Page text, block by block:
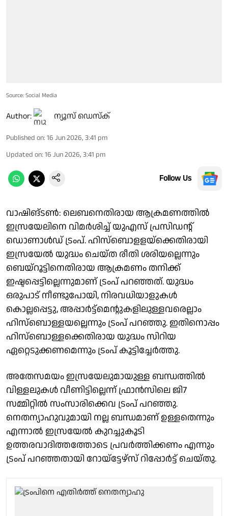
Source: Social Media
Author: ന്യൂസ് ഡെസ്ക്
Published on: 16 Jun 2026, 3:41 pm
Updated on: 16 Jun 2026, 3:41 pm
Follow Us
വാഷിങ്ടണ്‍: ലെബനെതിരായ ആക്രമണത്തില്‍
ഇസ്രയേലിനെ വിമര്‍ശിച്ച് യുഎസ് പ്രസിഡന്റ്
ഡൊണാള്‍ഡ് ട്രംപ്. ഹിസ്‌ബൊളളയ്‌ക്കെതിരായി
ഇസ്രയേല്‍ യുദ്ധം ചെയ്ത രീതി ശരിയല്ലെന്നും
ബെയ്‌റൂട്ടിനെതിരായ ആക്രമണം തനിക്ക്
ഇഷ്ടപ്പെട്ടില്ലെന്നുമാണ് ട്രംപ് പറഞ്ഞത്. യുദ്ധം
ഒരുപാട് നീണ്ടുപോയി, നിരവധിയാളുകള്‍
കൊല്ലപ്പെട്ടു, അപ്പാര്‍ട്ട്‌മെന്റുകളിലുള്ളവരെല്ലാം
ഹിസ്‌ബൊള്ളയല്ലെന്നും ട്രംപ് പറഞ്ഞു. ഇതിനൊപ്പം
ഹിസ്‌ബൊള്ളക്കെതിരായ യുദ്ധം സിറിയ
ഏറ്റെടുക്കണമെന്നും ട്രംപ് കൂട്ടിച്ചേര്‍ത്തു.
അതേസമയം ഇസ്രയേലുമായുള്ള ബന്ധത്തില്‍
വിള്ളലുകള്‍ വീണിട്ടില്ലെന്ന് ഫ്രാന്‍സിലെ ജി7
സമ്മിറ്റില്‍ സംസാരിക്കെവ ട്രംപ് പറഞ്ഞു.
നെതന്യാഹുവുമായി നല്ല ബന്ധമാണ് ഉള്ളതെന്നും
എന്നാല്‍ ഇസ്രയേല്‍ കുറച്ചുകൂടി
ഉത്തരവാദിത്തത്തോടെ പ്രവര്‍ത്തിക്കണം എന്നും
ട്രംപ് പറഞ്ഞതായി റോയ്‌ട്ടേഴ്‌സ് റിപ്പോര്‍ട്ട് ചെയ്തു.